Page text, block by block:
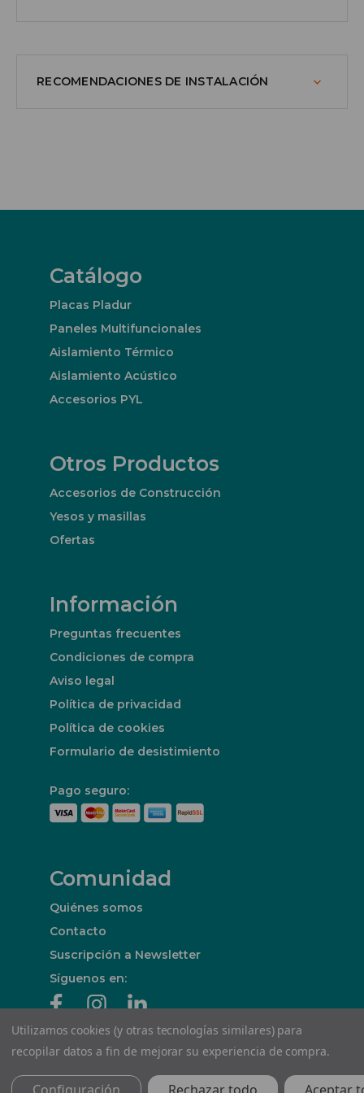
RECOMENDACIONES DE INSTALACIÓN
Catálogo
Placas Pladur
Paneles Multifuncionales
Aislamiento Térmico
Aislamiento Acústico
Accesorios PYL
Otros Productos
Accesorios de Construcción
Yesos y masillas
Ofertas
Información
Preguntas frecuentes
Condiciones de compra
Aviso legal
Política de privacidad
Política de cookies
Formulario de desistimiento
Pago seguro:
Comunidad
Quiénes somos
Contacto
Suscripción a Newsletter
Síguenos en:
© Decó Distribució de Guix Laminat, S.L.
Utilizamos cookies (y otras tecnologías similares) para
recopilar datos a fin de mejorar su experiencia de compra.